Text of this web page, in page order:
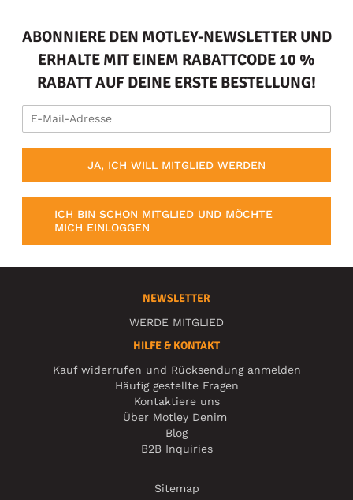
ABONNIERE DEN MOTLEY-NEWSLETTER UND
ERHALTE MIT EINEM RABATTCODE 10 %
RABATT AUF DEINE ERSTE BESTELLUNG!
JA, ICH WILL MITGLIED WERDEN
ICH BIN SCHON MITGLIED UND MÖCHTE
MICH EINLOGGEN
NEWSLETTER
WERDE MITGLIED
HILFE & KONTAKT
Kauf widerrufen und Rücksendung anmelden
Häufig gestellte Fragen
Kontaktiere uns
Über Motley Denim
Blog
B2B Inquiries
Sitemap